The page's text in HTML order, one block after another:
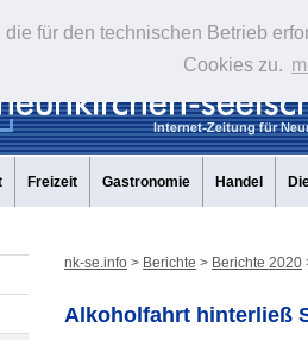
für den technischen Betrieb
Cookies zu.
Freizeit Gastronomie Handel
nk-se.info > Berichte > Berichte 2020
Alkoholfahrt hinterließ